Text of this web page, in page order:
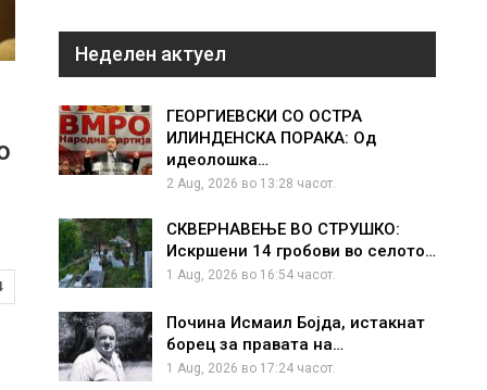
Неделен актуел
ГЕОРГИЕВСКИ СО ОСТРА
ИЛИНДЕНСКА ПОРАКА: Од
идеолошка…
2 Aug, 2026 во 13:28 часот.
СКВЕРНАВЕЊЕ ВО СТРУШКО:
Искршени 14 гробови во селото…
1 Aug, 2026 во 16:54 часот.
Почина Исмаил Бојда, истакнат
борец за правата на…
1 Aug, 2026 во 17:24 часот.